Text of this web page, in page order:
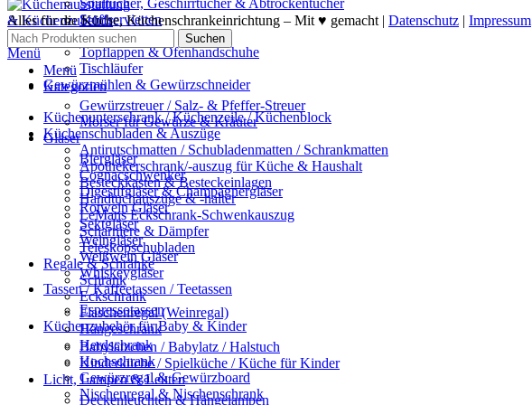
Menü
Spültücher, Geschirrtücher & Abtrockentücher
Stoffservietten
Tischdecken
Topflappen & Ofenhandschuhe
Tischläufer
Gewürzmühlen & Gewürzschneider
Gewürzstreuer / Salz- & Pfeffer-Streuer
Mörser für Gewürze & Kräuter
Gläser
Biergläser
Cognacschwenker
Digestifgläser & Champagnergläser
Rotwein Gläser
Sektgläser
Weingläser
Weißwein Gläser
Whiskeygläser
Tassen / Kaffeetassen / Teetassen
Espressotassen
Küchenzubehör für Baby & Kinder
Babylätzchen / Babylatz / Halstuch
Kinderküche / Spielküche / Küche für Kinder
Licht, Lampen & Leuten
Deckenleuchten & Hängelampen
Alles für die Küche, Küchenschrankeinrichtung – Mit ♥ gemacht | Datenschutz | Impressum
Suchen
Menü
Kategorien
Küchenunterschrank / Küchenzeile / Küchenblock
Küchenschubladen & Auszüge
Antirutschmatten / Schubladenmatten / Schrankmatten
Apothekerschrank/-auszug für Küche & Haushalt
Besteckkasten & Besteckeinlagen
Handtuchauszüge & -halter
LeMans Eckschrank-Schwenkauszug
Scharniere & Dämpfer
Teleskopschubladen
Regale & Schränke
Schrank
Eckschrank
Flaschenregal (Weinregal)
Hängeschrank
Herdschrank
Hochschrank
Gewürzregal & Gewürzboard
Nischenregal & Nischenschrank